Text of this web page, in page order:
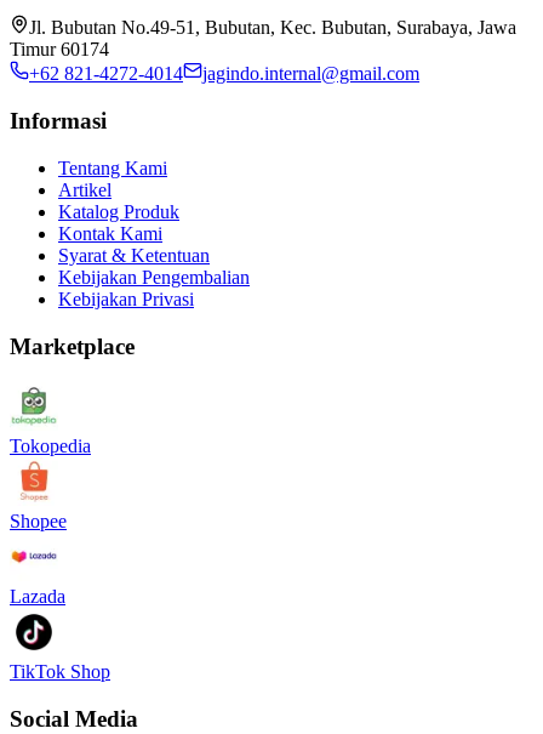
Jl. Bubutan No.49-51, Bubutan, Kec. Bubutan, Surabaya, Jawa
Timur 60174
+62 821-4272-4014
jagindo.internal@gmail.com
Informasi
Tentang Kami
Artikel
Katalog Produk
Kontak Kami
Syarat & Ketentuan
Kebijakan Pengembalian
Kebijakan Privasi
Marketplace
Tokopedia
Shopee
Lazada
TikTok Shop
Social Media